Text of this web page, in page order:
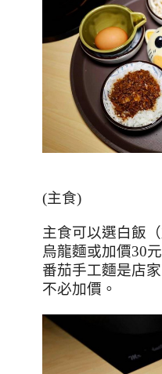
(主食)
主食可以選白飯
烏龍麵或加價30
番茄手工麵是店
不必加價。